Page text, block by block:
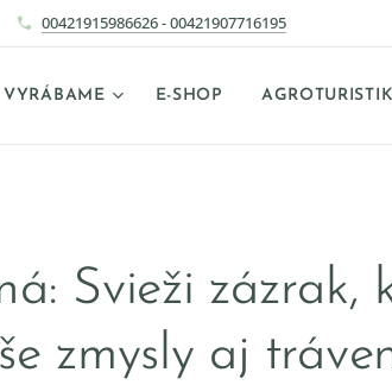
00421915986626 - 00421907716195
VYRÁBAME E-SHOP
Svieži zázrak,
zmysly aj